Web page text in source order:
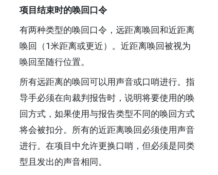
项目结束时的唤回口令
有两种类型的唤回口令，远距离唤回和近距离
唤回（1米距离或更近）。近距离唤回被视为
唤回至随行位置。
所有远距离的唤回可以用声音或口哨进行。指
导手必须在向裁判报告时，说明将要使用的唤
回方式，如果使用与报告类型不同的唤回方式
将会被扣分。所有的近距离唤回必须使用声音
进行。在项目中允许更换口哨，但必须是同类
型且发出的声音相同。